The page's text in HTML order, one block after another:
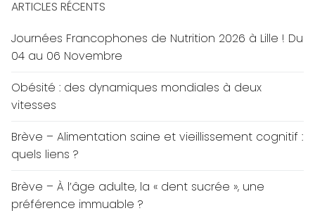
ARTICLES RÉCENTS
Journées Francophones de Nutrition 2026 à Lille ! Du
04 au 06 Novembre
Obésité : des dynamiques mondiales à deux
vitesses
Brève – Alimentation saine et vieillissement cognitif :
quels liens ?
Brève – À l’âge adulte, la « dent sucrée », une
préférence immuable ?